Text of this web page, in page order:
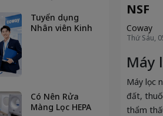
NSF
Coway
Thứ Sáu,
Máy
Máy lọc
đất,
thẩm
Tuyển dụng
Nhân viên Kinh
Có Nên Rửa
Màng Lọc HEPA